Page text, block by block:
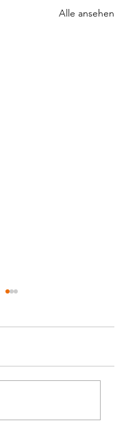
Alle ansehen